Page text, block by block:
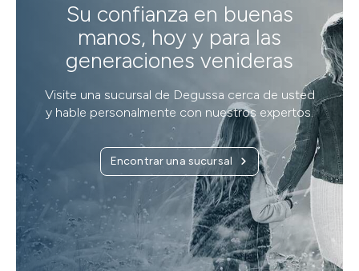
Su confianza en buenas
manos, hoy y para las
generaciones venideras
Visite una sucursal de Degussa cerca de usted
y hable personalmente con nuestros expertos.
Encontrar una sucursal